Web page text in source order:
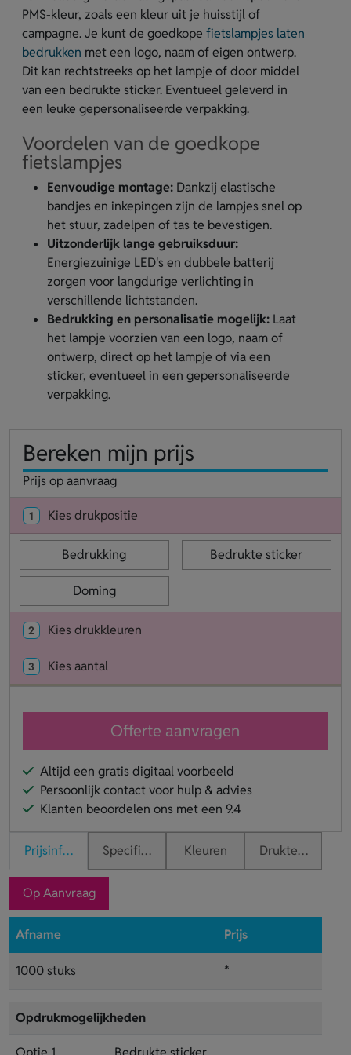
PMS-kleur, zoals een kleur uit je huisstijl of
campagne. Je kunt de goedkope fietslampjes laten
bedrukken met een logo, naam of eigen ontwerp.
Dit kan rechtstreeks op het lampje of door middel
van een bedrukte sticker. Eventueel geleverd in
een leuke gepersonaliseerde verpakking.
Voordelen van de goedkope
fietslampjes
Eenvoudige montage: Dankzij elastische
bandjes en inkepingen zijn de lampjes snel op
het stuur, zadelpen of tas te bevestigen.
Uitzonderlijk lange gebruiksduur:
Energiezuinige LED's en dubbele batterij
zorgen voor langdurige verlichting in
verschillende lichtstanden.
Bedrukking en personalisatie mogelijk: Laat
het lampje voorzien van een logo, naam of
ontwerp, direct op het lampje of via een
sticker, eventueel in een gepersonaliseerde
verpakking.
Bereken mijn prijs
Prijs op aanvraag
1 Kies drukpositie
Bedrukking Bedrukte sticker
Doming
2 Kies drukkleuren
3 Kies aantal
Offerte aanvragen
Altijd een gratis digitaal voorbeeld
Persoonlijk contact voor hulp & advies
Klanten beoordelen ons met een 9.4
PrijsinformatieSpecificaties Kleuren Druktechnieken
Op Aanvraag
Afname Prijs
1000 stuks *
Opdrukmogelijkheden